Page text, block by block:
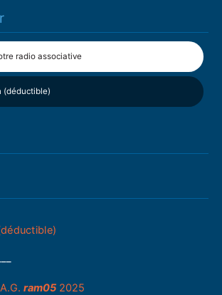
radio associative
(déductible)
ram05 2025